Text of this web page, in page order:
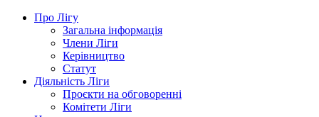
Про Лігу
Загальна інформація
Члени Ліги
Керівництво
Статут
Діяльність Ліги
Проєкти на обговоренні
Комітети Ліги